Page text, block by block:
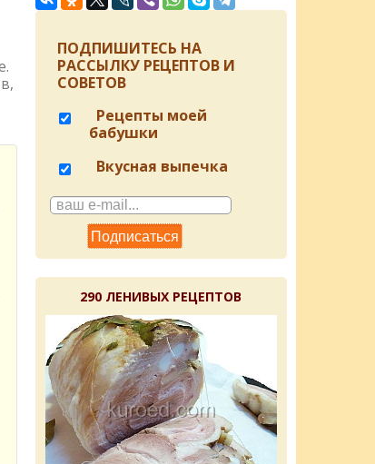
ПОДПИШИТЕСЬ НА
РАССЫЛКУ РЕЦЕПТОВ И
СОВЕТОВ
Рецепты моей
бабушки
Вкусная выпечка
290 ЛЕНИВЫХ РЕЦЕПТОВ